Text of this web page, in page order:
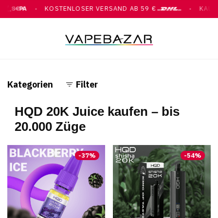
KLARNA, ÜBERWEISUNG
● KOSTENLOSER VERSAND AB 59 €
MIT DHL ● KAUF
Kategorien Filter
HQD 20K Juice kaufen – bis
20.000 Züge
-37% -54%